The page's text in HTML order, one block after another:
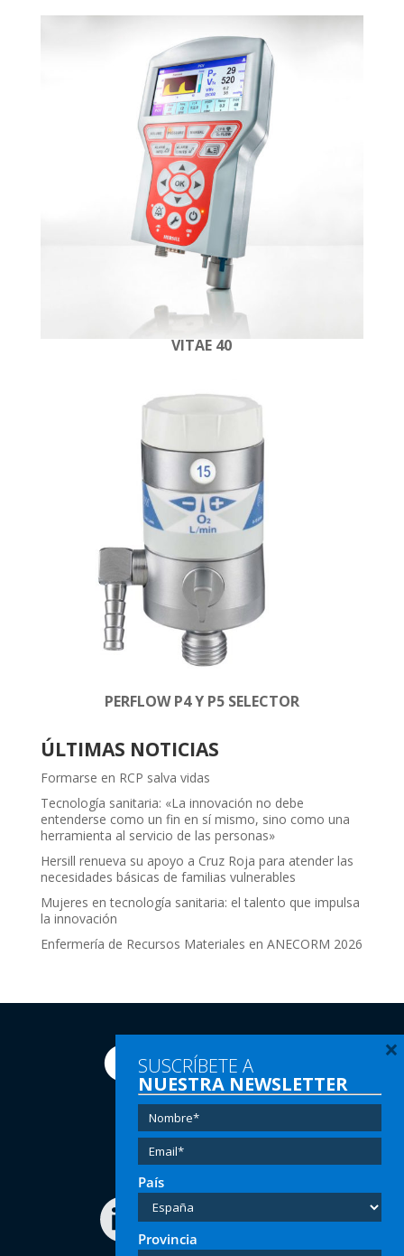
VITAE 40
PERFLOW P4 Y P5 SELECTOR
ÚLTIMAS NOTICIAS
Formarse en RCP salva vidas
Tecnología sanitaria: «La innovación no debe
entenderse como un fin en sí mismo, sino como una
herramienta al servicio de las personas»
Hersill renueva su apoyo a Cruz Roja para atender las
necesidades básicas de familias vulnerables
Mujeres en tecnología sanitaria: el talento que impulsa
la innovación
Enfermería de Recursos Materiales en ANECORM 2026
Tel:(+34) 91 616 60 00
Email:info@hersill.com
SUSCRÍBETE A
NUESTRA NEWSLETTER
País
Provincia
×